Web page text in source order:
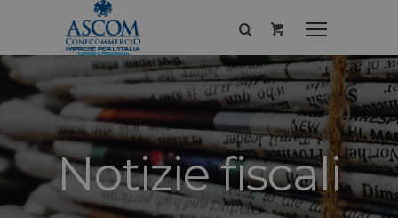
Notizie fiscali